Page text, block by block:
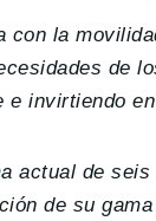
con la
de
e invirtiendo
actual de
de su